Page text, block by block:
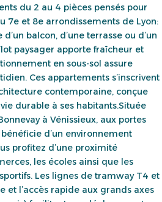
du 2 au 4 pièces pensés pour
7e et 8e arrondissements de Lyon:
balcon, d’une terrasse ou d’un
paysager apporte fraîcheur et
en sous-sol assure
Ces appartements s’inscrivent
contemporaine, conçue
durable à ses habitants.Située
à Vénissieux, aux portes
d’un environnement
profitez d’une proximité
les écoles ainsi que les
Les lignes de tramway T4 et
et l’accès rapide aux grands axes